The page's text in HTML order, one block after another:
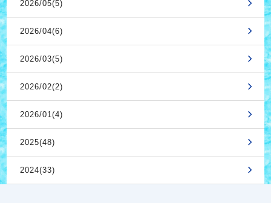
2026/05(5)
2026/04(6)
2026/03(5)
2026/02(2)
2026/01(4)
2025(48)
2024(33)